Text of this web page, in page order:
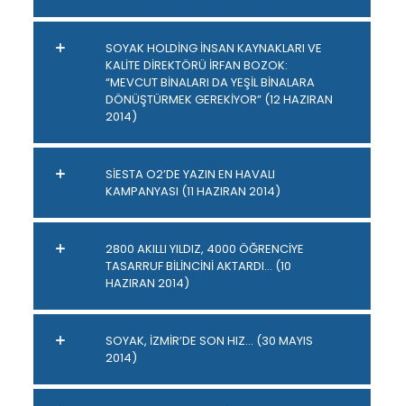
SOYAK HOLDİNG İNSAN KAYNAKLARI VE
KALİTE DİREKTÖRÜ İRFAN BOZOK:
“MEVCUT BİNALARI DA YEŞİL BİNALARA
DÖNÜŞTÜRMEK GEREKİYOR” (12 HAZIRAN
2014)
SİESTA O2’DE YAZIN EN HAVALI
KAMPANYASI (11 HAZIRAN 2014)
2800 AKILLI YILDIZ, 4000 ÖĞRENCİYE
TASARRUF BİLİNCİNİ AKTARDI… (10
HAZIRAN 2014)
SOYAK, İZMİR’DE SON HIZ… (30 MAYIS
2014)